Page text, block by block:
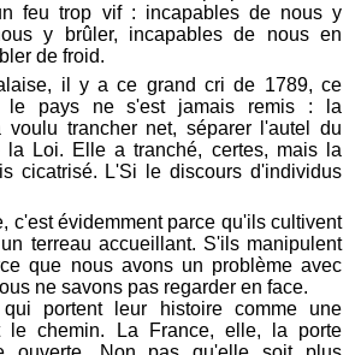
feu trop vif : incapables de nous y
y brûler, incapables de nous en
de froid.
il y a ce grand cri de 1789, ce
le pays ne s'est jamais remis : la
voulu trancher net, séparer l'autel du
la Loi. Elle a tranché, certes, mais la
cicatrisé. L'Si le discours d'individus
c'est évidemment parce qu'ils cultivent
terreau accueillant. S'ils manipulent
que nous avons un problème avec
ne savons pas regarder en face.
portent leur histoire comme une
le chemin. La France, elle, la porte